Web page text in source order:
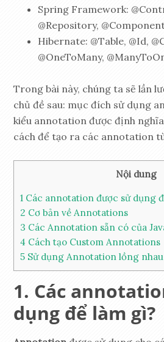
Spring Framework:
@Repository,
Hibernate: @Table, @Id,
@OneToMany,
Trong bài này, chúng ta sẽ lần
chủ đề sau: mục đích sử dụng
kiểu annotation được định
cách để tạo ra các annotation
Nội dung
1 Các annotation được sử dụng
2 Cơ bản về Annotations
3 Các Annotation sẵn có của
4 Cách tạo Custom Annotations
5 Sử dụng Annotation lồng nhau
Các
dụng để làm gì?